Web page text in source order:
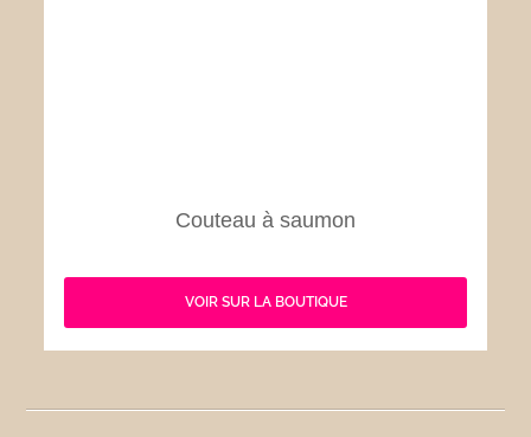
Couteau à saumon
VOIR SUR LA BOUTIQUE